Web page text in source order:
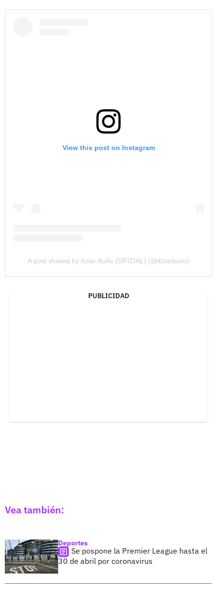
View this post on Instagram
A post shared by Itziar Ituño (OFIZIAL) (@itziarituno)
PUBLICIDAD
Vea también:
Deportes
Se pospone la Premier League hasta el
30 de abril por coronavirus